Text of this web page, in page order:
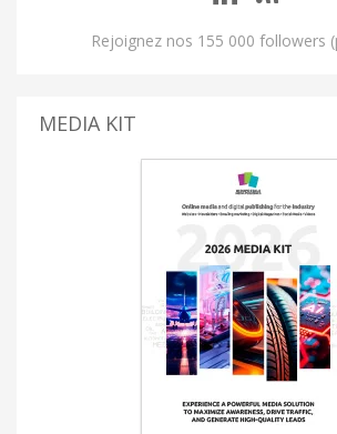
Rejoignez nos 155 000 followers
MEDIA KIT